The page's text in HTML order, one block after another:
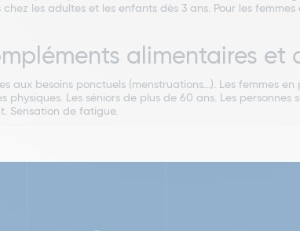
les adultes et les enfants dès 3 ans. Pour les
alimentaires et
aux besoins ponctuels (menstruations...). Les femmes
Les séniors de plus de 60 ans. Les
Sensation de fatigue.